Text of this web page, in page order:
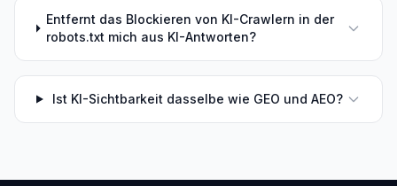
Entfernt das Blockieren von KI-Crawlern in der
robots.txt mich aus KI-Antworten?
Ist KI-Sichtbarkeit dasselbe wie GEO und AEO?